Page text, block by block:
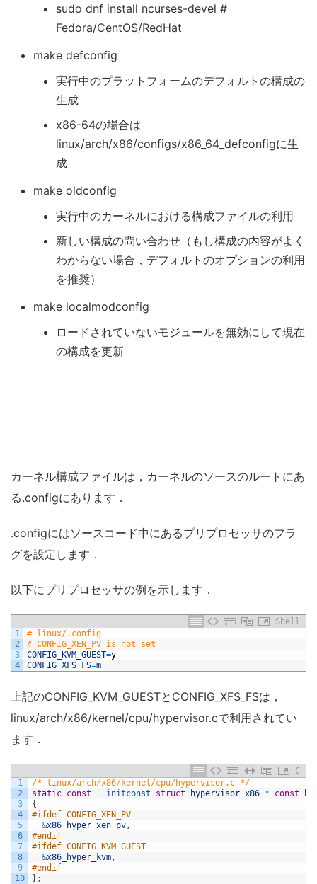
sudo dnf install ncurses-devel #
Fedora/CentOS/RedHat
make defconfig
実行中のプラットフォームのデフォルトの構成の
生成
x86-64の場合は
linux/arch/x86/configs/x86_64_defconfigに生
成
make oldconfig
実行中のカーネルにおける構成ファイルの利用
新しい構成の問い合わせ（もし構成の内容がよく
わからない場合，デフォルトのオプションの利用
を推奨）
make localmodconfig
ロードされていないモジュールを無効にして現在
の構成を更新
カーネル構成ファイルは，カーネルのソースのルートにあ
る.configにあります．
.configにはソースコード中にあるプリプロセッサのフラ
グを設定します．
以下にプリプロセッサの例を示します．
Shell
1
2
3
4
# linux/.config
# CONFIG_XEN_PV is not set
CONFIG_KVM_GUEST=y
CONFIG_XFS_FS=m
上記のCONFIG_KVM_GUESTとCONFIG_XFS_FSは，
linux/arch/x86/kernel/cpu/hypervisor.cで利用されてい
ます．
C
1
2
3
4
5
6
7
8
9
10
/* linux/arch/x86/kernel/cpu/hypervisor.c */
static const __initconst struct hypervisor_x86 * const
{
#ifdef CONFIG_XEN_PV
&x86_hyper_xen_pv,
#endif
#ifdef CONFIG_KVM_GUEST
&x86_hyper_kvm,
#endif
} ;